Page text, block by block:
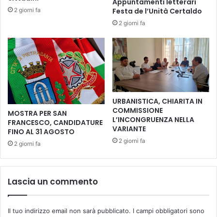
o
u
u
o
v
o
p
r
c
o
r
s
d
p
r
o
i
s
i
a
i
a
m
b
i
n
i
d
e
l
l
a
2 giorni fa
Festa de l’Unità Certaldo
2 giorni fa
MOSTRA PER SAN
FRANCESCO, CANDIDATURE
FINO AL 31 AGOSTO
2 giorni fa
URBANISTICA, CHIARITA IN
COMMISSIONE
L’INCONGRUENZA NELLA
VARIANTE
2 giorni fa
Lascia un commento
Il tuo indirizzo email non sarà pubblicato. I campi obbligatori sono